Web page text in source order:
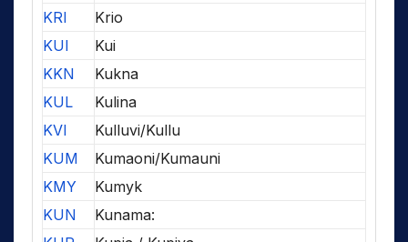
KRI
Krio
KUI
Kui
KKN
Kukna
KUL
Kulina
KVI
Kulluvi/Kullu
KUM
Kumaoni/Kumauni
KMY
Kumyk
KUN
Kunama: